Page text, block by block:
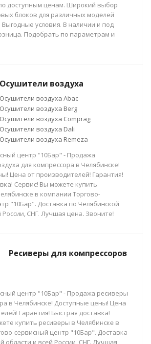
доступным ценам. Широкий выбор
блоков для различных моделей
Выгодные условия. В наличии и под
Подобрать по параметрам и
Осушители воздуха
Осушители воздуха Abac
Осушители воздуха Berg
Осушители воздуха Comprag
Осушители воздуха Dali
Осушители воздуха Remeza
центр "10Бар" - Продажа
для компрессора в Челябинске!
Цена от производителей! Гарантия!
Сервис! Вы можете купить
в компании Торгово-
"10Бар". Доставка по Челябинской
России, СНГ. Лучшая цена. Звоните!
Ресиверы для компрессоров
центр "10Бар" - Продажа ресиверы
в Челябинске! Доступные цены! Цена
Гарантия! Быстрая доставка!
купить ресиверы в Челябинске в
сервисный центр "10Бар". Доставка
области и всей России, СНГ. Лучшая